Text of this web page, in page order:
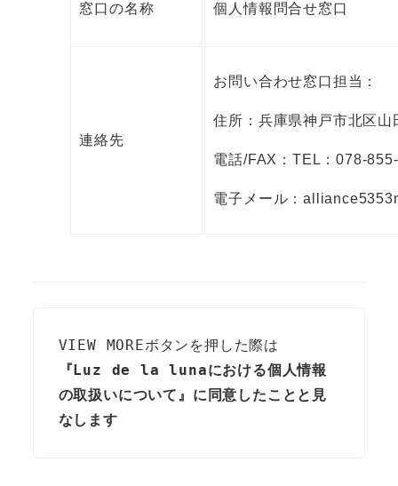
窓口の名称 個人情報問合せ窓口
連絡先
お問い合わせ窓口担当：
住所：兵庫県神戸市北区
電話/FAX：TEL：078-
電子メール：
VIEW MOREボタンを押した際は
『Luz de la lunaにおける個人情報
の取扱いについて』に同意したことと見
なします